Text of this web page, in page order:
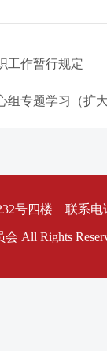
工作暂行规定
组专题学习（扩
号四楼 联系电
会 All Rights